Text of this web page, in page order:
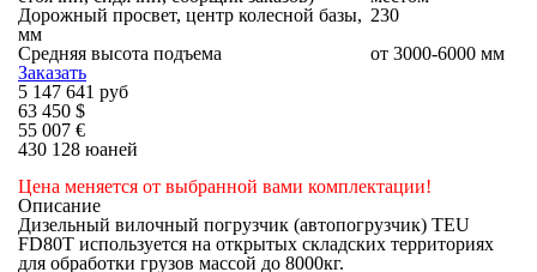
Дорожный просвет, центр колесной базы,
мм
230
Средняя высота подъема
от 3000-6000 мм
Заказать
5 147 641 руб
63 450 $
55 007 €
430 128 юаней
Цена меняется от выбранной вами комплектации!
Описание
Дизельный вилочный погрузчик (автопогрузчик) TEU
FD80T используется на открытых складских территориях
для обработки грузов массой до 8000кг.